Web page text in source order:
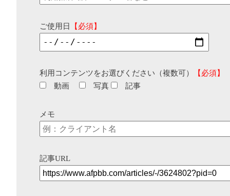
ご使用日 【必須】
利用コンテンツをお選びください（複数可）
【必須】
動画
写真 記事
メモ
記事URL